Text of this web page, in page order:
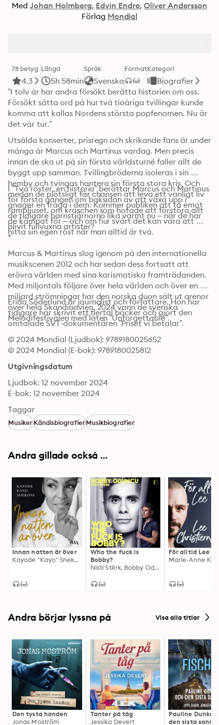
Med Johan Holmberg Edvin Endre Oliver Andersson
Förlag Mondial
78 betyg
4.3
Längd
5h 58min
Språk
Svenska
FormatKategori
Biografier
”I tolv år har andra försökt berätta historien om oss.
Försökt sätta ord på hur två tioåriga tvillingar kunde
komma att kallas Nordens största popfenomen. Nu är
det vår tur.”
Utsålda konserter, prisregn och skrikande fans är under
många år Marcus och Martinus vardag. Men precis
innan de ska ut på sin första världsturné faller allt de
byggt upp samman. Tvillingbröderna isoleras i sin
hemby och tvingas hantera sin första stora kris. Och
medan de plötsligt får chansen att leva ett vanligt liv
gnager en fråga i dem: Kommer publiken att ta emot
de tidigare barnstjärnorna lika varmt nu – när de har
blivit fullvuxna artister?
I ”Två röster, en historia” berättar Marcus och Martinus
för första gången om baksidan av att växa upp i
rampljuset, om kraschen som hotade att förstöra allt
de kämpat för – och om hur svårt det kan vara att
hitta sin egen röst när man alltid är två.
*
Marcus & Martinus slog igenom på den internationella
musikscenen 2012 och har sedan dess fortsatt att
erövra världen med sina karismatiska framträdanden.
Med miljontals följare över hela världen och över en
miljard strömningar har den norska duon sålt ut arenor
över hela Skandinavien. 2024 vann de svenska
Melodifestivalen med låten ”Unforgettable”.
Frida Söderlund är journalist och författare. Hon har
tidigare har skrivit ett flertal böcker och gjort den
omtalade SVT-dokumentären ”Priset vi betalar”.
© 2024 Mondial (Ljudbok): 9789180025652
© 2024 Mondial (E-bok): 9789180025812
Utgivningsdatum
Ljudbok: 12 november 2024
E-bok: 12 november 2024
Taggar
MusikerKändisbiografierMusikbiografier
Andra gillade också ...
Innan natten är över
Kayode "Kayo" Shekoni
Who the fuck is
Bobby?
Nisti Stêrk, Bobby Oduncu
För alltid Lee
Andra börjar lyssna på Visa alla titlar
Den tysta handen
Jonas Moström
Tanter på tåg
Jessika Devert
Pauline Dunker
den sista